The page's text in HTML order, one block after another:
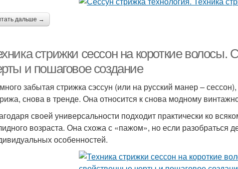
дальше →
стрижки сессон на короткие волосы.
и пошаговое создание
забытая стрижка сэссун (или на русский манер –
снова в тренде. Она относится к снова модному
своей универсальности подходит практически ко
возраста. Она схожа с «пажом», но если разобраться
особенностей.